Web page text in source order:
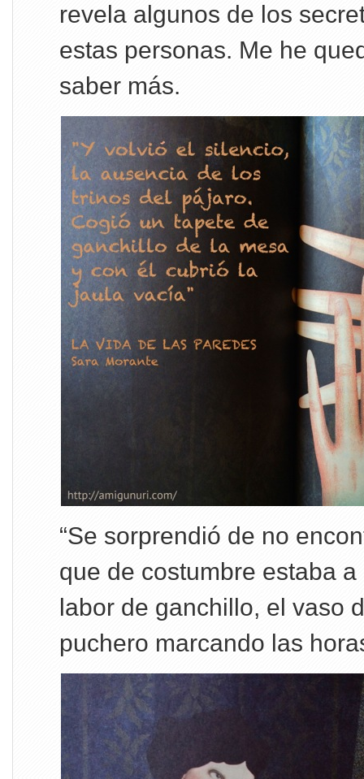
revela algunos de los
estas personas. Me he
saber más.
“Se sorprendió de no
que de costumbre estaba
labor de ganchillo, el vaso
puchero marcando las